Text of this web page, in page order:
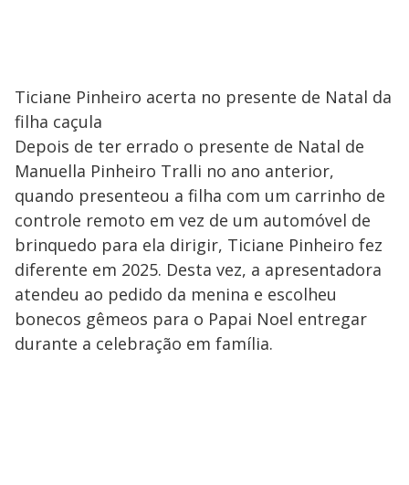
Ticiane Pinheiro acerta no presente de Natal da
filha caçula
Depois de ter errado o presente de Natal de
Manuella Pinheiro Tralli no ano anterior,
quando presenteou a filha com um carrinho de
controle remoto em vez de um automóvel de
brinquedo para ela dirigir, Ticiane Pinheiro fez
diferente em 2025. Desta vez, a apresentadora
atendeu ao pedido da menina e escolheu
bonecos gêmeos para o Papai Noel entregar
durante a celebração em família.